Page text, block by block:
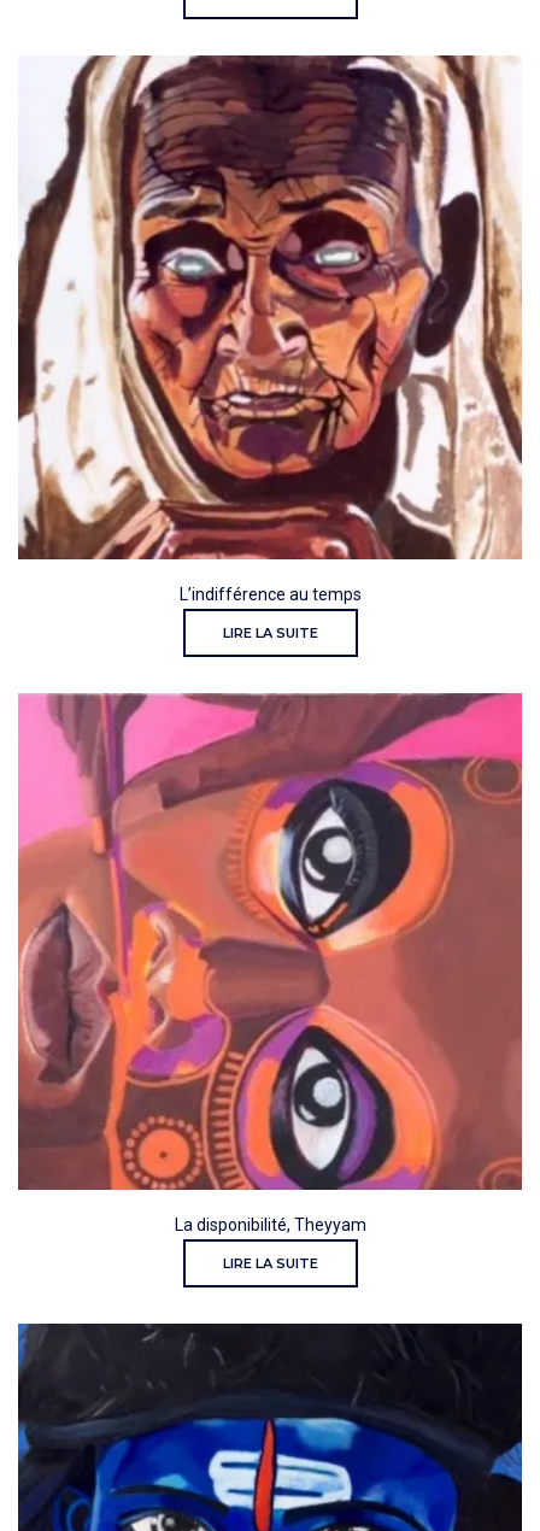
L’indifférence au temps
LIRE LA SUITE
La disponibilité, Theyyam
LIRE LA SUITE